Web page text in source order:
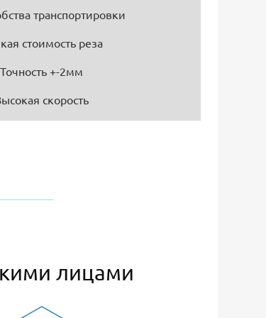
транспортировки
стоимость реза
Точность +-2мм
скорость
лицами